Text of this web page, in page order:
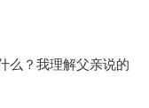
么？我理解父亲说的